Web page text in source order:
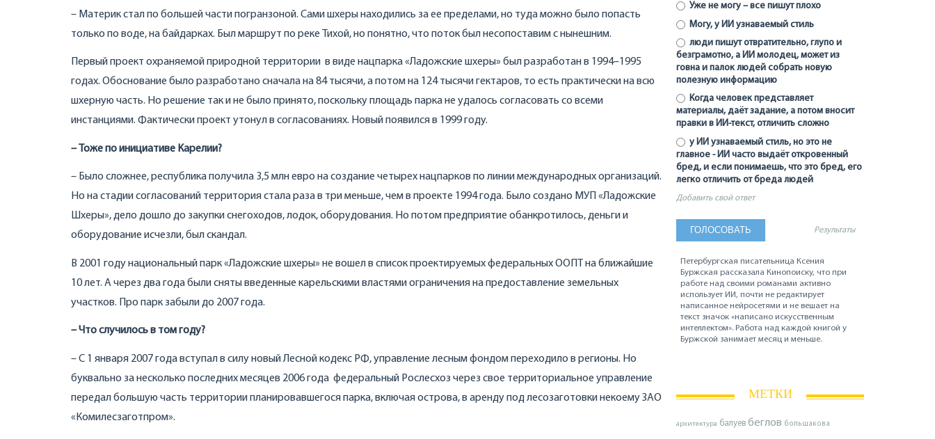
– Материк стал по большей части погранзоной. Сами шхеры находились за ее пределами, но туда можно было попасть
только по воде, на байдарках. Был маршрут по реке Тихой, но понятно, что поток был несопоставим с нынешним.
Первый проект охраняемой природной территории в виде нацпарка «Ладожские шхеры» был разработан в 1994–1995
годах. Обоснование было разработано сначала на 84 тысячи, а потом на 124 тысячи гектаров, то есть практически на всю
шхерную часть. Но решение так и не было принято, поскольку площадь парка не удалось согласовать со всеми
инстанциями. Фактически проект утонул в согласованиях. Новый появился в 1999 году.
– Тоже по инициативе Карелии?
– Было сложнее, республика получила 3,5 млн евро на создание четырех нацпарков по линии международных организаций.
Но на стадии согласований территория стала раза в три меньше, чем в проекте 1994 года. Было создано МУП «Ладожские
Шхеры», дело дошло до закупки снегоходов, лодок, оборудования. Но потом предприятие обанкротилось, деньги и
оборудование исчезли, был скандал.
В 2001 году национальный парк «Ладожские шхеры» не вошел в список проектируемых федеральных ООПТ на ближайшие
10 лет. А через два года были сняты введенные карельскими властями ограничения на предоставление земельных
участков. Про парк забыли до 2007 года.
– Что случилось в том году?
– С 1 января 2007 года вступал в силу новый Лесной кодекс РФ, управление лесным фондом переходило в регионы. Но
буквально за несколько последних месяцев 2006 года федеральный Рослесхоз через свое территориальное управление
передал большую часть территории планировавшегося парка, включая острова, в аренду под лесозаготовки некоему ЗАО
«Комилесзаготпром».
Уже не могу – все пишут плохо
Могу, у ИИ узнаваемый стиль
люди пишут отвратительно, глупо и
безграмотно, а ИИ молодец, может из
говна и палок людей собрать новую
полезную информацию
Когда человек представляет
материалы, даёт задание, а потом вносит
правки в ИИ-текст, отличить сложно
у ИИ узнаваемый стиль, но это не
главное - ИИ часто выдаёт откровенный
бред, и если понимаешь, что это бред, его
легко отличить от бреда людей
Добавить свой ответ
Результаты
Петербургская писательница Ксения
Буржская рассказала Кинопоиску, что при
работе над своими романами активно
использует ИИ, почти не редактирует
написанное нейросетями и не вешает на
текст значок «написано искусственным
интеллектом». Работа над каждой книгой у
Буржской занимает месяц и меньше.
МЕТКИ
архитектура балуев беглов большакова